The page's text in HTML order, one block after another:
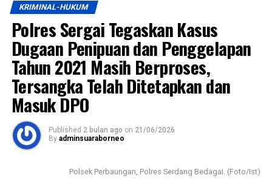
KRIMINAL-HUKUM
Polres Sergai Tegaskan Kasus
Dugaan Penipuan dan Penggelapan
Tahun 2021 Masih Berproses,
Tersangka Telah Ditetapkan dan
Masuk DPO
Published 2 bulan ago on 21/06/2026
By adminsuaraborneo
Polsek Perbaungan, Polres Serdang Bedagai. (Foto/Ist)